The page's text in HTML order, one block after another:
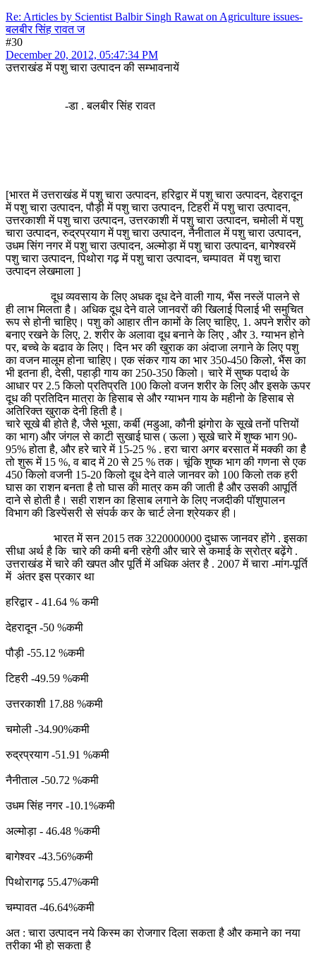
Re: Articles by Scientist Balbir Singh Rawat on Agriculture issues-
बलबीर सिंह रावत ज
#30
December 20, 2012, 05:47:34 PM
उत्तराखंड में पशु चारा उत्पादन की सम्भावनायें
-डा . बलबीर सिंह रावत
[भारत में उत्तराखंड में पशु चारा उत्पादन, हरिद्वार में पशु चारा उत्पादन, देहरादून
में पशु चारा उत्पादन, पौड़ी में पशु चारा उत्पादन, टिहरी में पशु चारा उत्पादन,
उत्तरकाशी में पशु चारा उत्पादन, उत्तरकाशी में पशु चारा उत्पादन, चमोली में पशु
चारा उत्पादन, रुद्रप्रयाग में पशु चारा उत्पादन, नैनीताल में पशु चारा उत्पादन,
उधम सिंग नगर में पशु चारा उत्पादन, अल्मोड़ा में पशु चारा उत्पादन, बागेश्वरमें
पशु चारा उत्पादन, पिथोरा गढ़ में पशु चारा उत्पादन, चम्पावत में पशु चारा
उत्पादन लेखमाला ]
दूध व्यवसाय के लिए अधक दूध देने वाली गाय, भैंस नस्लें पालने से
ही लाभ मिलता है। अधिक दूध देने वाले जानवरों की खिलाई पिलाई भी समुचित
रूप से होनी चाहिए। पशु को आहार तीन कामों के लिए चाहिए, 1. अपने शरीर को
बनाए रखने के लिए, 2. शरीर के अलावा दूध बनाने के लिए , और 3. ग्याभन होने
पर, बच्चे के बढाव के लिए। दिन भर की खुराक का अंदाजा लगाने के लिए पशु
का वजन मालूम होना चाहिए। एक संकर गाय का भार 350-450 किलो, भैंस का
भी इतना ही, देसी, पहाड़ी गाय का 250-350 किलो। चारे में सुष्क पदार्थ के
आधार पर 2.5 किलो प्रतिप्रति 100 किलो वजन शरीर के लिए और इसके ऊपर
दूध की प्रतिदिन मात्रा के हिसाब से और ग्याभन गाय के महीनो के हिसाब से
अतिरिक्त खुराक देनी हिती है।
चारे सूखे बी होते है, जैसे भूसा, कर्बी (मडुआ, कौनी झंगोरा के सूखे तनों पत्तियों
का भाग) और जंगल से काटी सुखाई घास ( ऊला ) सूखे चारे में शुष्क भाग 90-
95% होता है, और हरे चारे में 15-25 % . हरा चारा अगर बरसात में मक्की का है
तो शुरू में 15 %, व बाद में 20 से 25 % तक। चूंकि शुष्क भाग की गणना से एक
450 किलो वजनी 15-20 किलो दूध देने वाले जानवर को 100 किलो तक हरी
घास का राशन बनता है तो घास की मात्र कम की जाती है और उसकी आपूर्ति
दाने से होती है। सही राशन का हिसाब लगाने के लिए नजदीकी पॉशुपालन
विभाग की डिस्पेंसरी से संपर्क कर के चार्ट लेना श्रेयकर ही।
भारत में सन 2015 तक 3220000000 दुधारू जानवर होंगे . इसका
सीधा अर्थ है कि चारे की कमी बनी रहेगी और चारे से कमाई के स्रोत्र बढ़ेंगे .
उत्तराखंड में चारे की खपत और पूर्ति में अधिक अंतर है . 2007 में चारा -मांग-पूर्ति
में अंतर इस प्रकार था
हरिद्वार - 41.64 % कमी
देहरादून -50 %कमी
पौड़ी -55.12 %कमी
टिहरी -49.59 %कमी
उत्तरकाशी 17.88 %कमी
चमोली -34.90%कमी
रुद्रप्रयाग -51.91 %कमी
नैनीताल -50.72 %कमी
उधम सिंह नगर -10.1%कमी
अल्मोड़ा - 46.48 %कमी
बागेश्वर -43.56%कमी
पिथोरागढ़ 55.47%कमी
चम्पावत -46.64%कमी
अत : चारा उत्पादन नये किस्म का रोजगार दिला सकता है और कमाने का नया
तरीका भी हो सकता है